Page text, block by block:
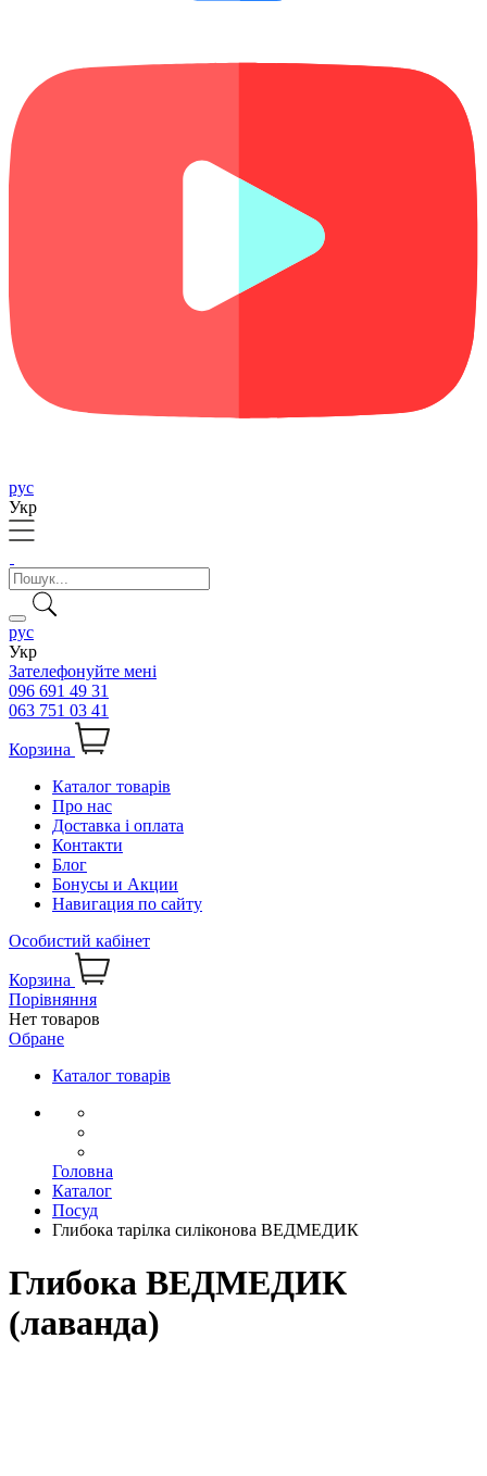
рус
Укр
рус
Укр
Зателефонуйте мені
096 691 49 31
063 751 03 41
Корзина
Каталог товарів
Про нас
Доставка і оплата
Контакти
Блог
Бонусы и Акции
Навигация по сайту
Особистий кабінет
Корзина
Порівняння
Нет товаров
Обране
Каталог товарів
Головна
Каталог
Посуд
Глибока тарілка силіконова ВЕДМЕДИК
Глибока ВЕДМЕДИК
(лаванда)